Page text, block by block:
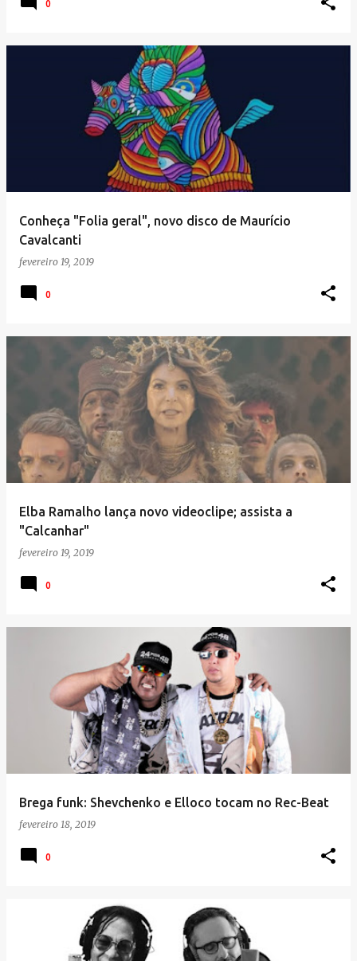
0
Conheça "Folia geral", novo disco de Maurício
Cavalcanti
fevereiro 19, 2019
0
Elba Ramalho lança novo videoclipe; assista a
"Calcanhar"
fevereiro 19, 2019
0
Brega funk: Shevchenko e Elloco tocam no Rec-Beat
fevereiro 18, 2019
0